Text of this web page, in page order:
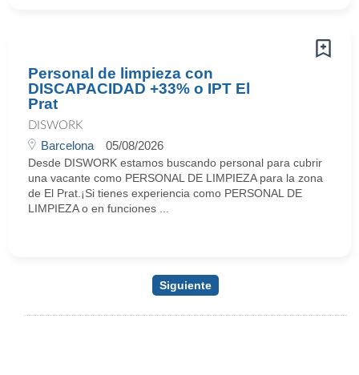
Personal de limpieza con
DISCAPACIDAD +33% o IPT El
Prat
DISWORK
Barcelona 05/08/2026
Desde DISWORK estamos buscando personal para cubrir
una vacante como PERSONAL DE LIMPIEZA para la zona
de El Prat.¡Si tienes experiencia como PERSONAL DE
LIMPIEZA o en funciones ...
Siguiente